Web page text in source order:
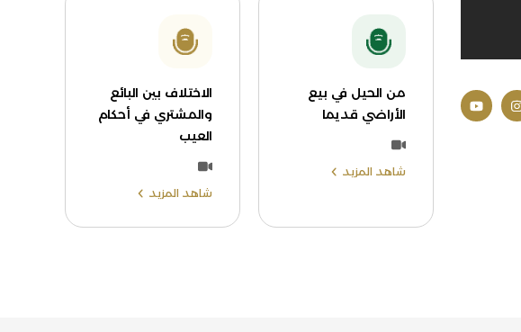
من الحيل في بيع
الأراضي قديما
شاهد المزيد
الاختلاف بين البائع
والمشتري في أحكام
العيب
شاهد المزيد